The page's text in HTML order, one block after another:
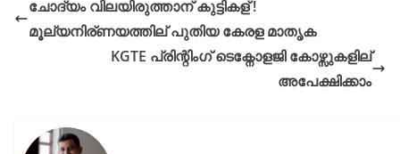
ചോദ്യം വിലയിരുത്താന് കുട്ടികള് !
മൂല്യനിര്ണയത്തില് പുതിയ കേരള മാതൃക
KGTE പ്രിന്റിംഗ് ടെക്നോളജി കോഴ്സുകളില്
അപേക്ഷിക്കാം